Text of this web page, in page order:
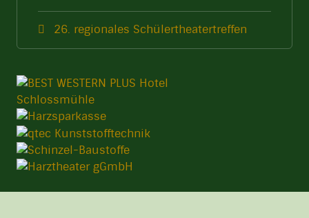
26. regionales Schülertheatertreffen